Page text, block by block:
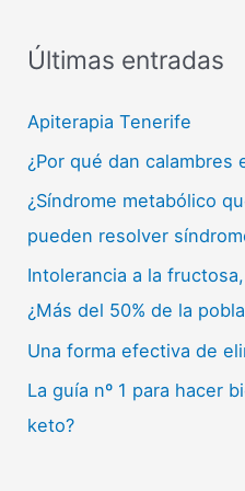
Últimas entradas
Apiterapia Tenerife
¿Por qué dan calambres
¿Síndrome metabólico
pueden resolver
Intolerancia a la
¿Más del 50% de la
Una forma efectiva de
La guía nº 1 para hacer
keto?